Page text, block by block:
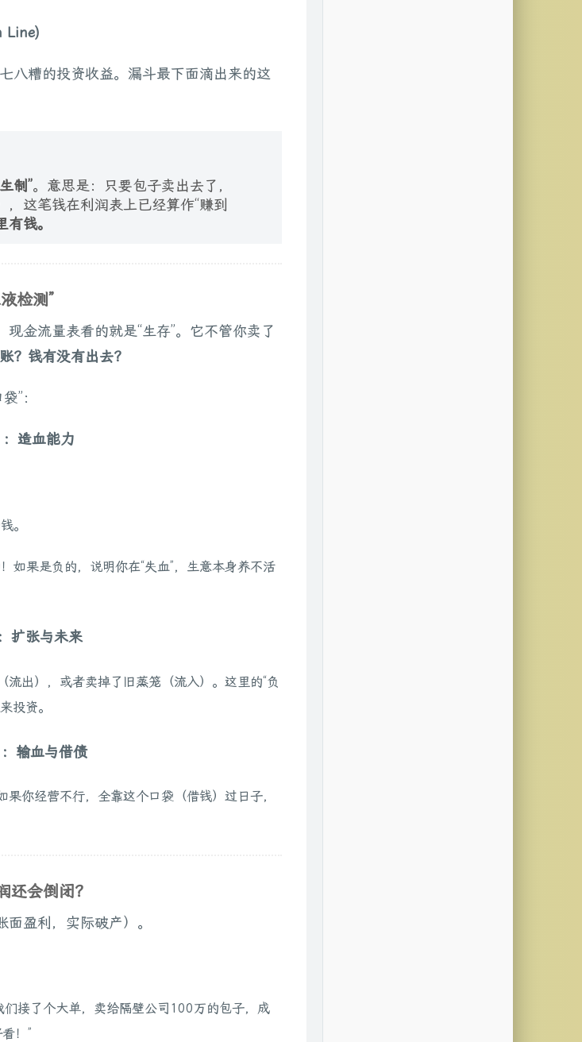
Line)
八糟的投资收益。漏斗最下面滴出来的这
制”。意思是：只要包子卖出去了，
这笔钱在利润表上已经算作“赚到
钱。
检测”
现金流量表看的就是“生存”。它不管你卖了
？钱有没有出去？
”：
造血能力
。
如果是负的，说明你在“失血”，生意本身养不活
扩张与未来
出），或者卖掉了旧蒸笼（流入）。这里的“负
投资。
输血与借债
你经营不行，全靠这个口袋（借钱）过日子，
还会倒闭？
面盈利，实际破产）。
们接了个大单，卖给隔壁公司100万的包子，成
！”